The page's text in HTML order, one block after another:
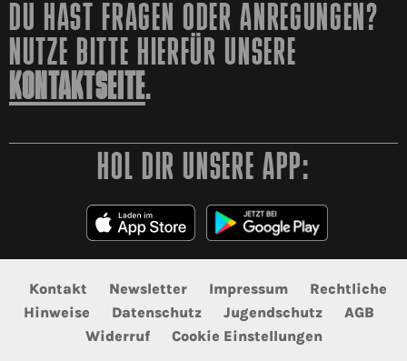
DU HAST FRAGEN ODER ANREGUNGEN?
NUTZE BITTE HIERFÜR UNSERE
KONTAKTSEITE.
HOL DIR UNSERE APP:
Kontakt Newsletter Impressum
Rechtliche
Hinweise
Datenschutz Jugendschutz
AGB
Widerruf
Cookie Einstellungen